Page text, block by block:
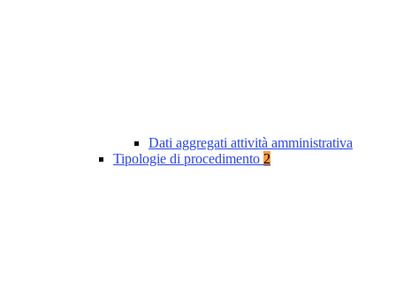
Dati aggregati attività amministrativa
Tipologie di procedimento 2